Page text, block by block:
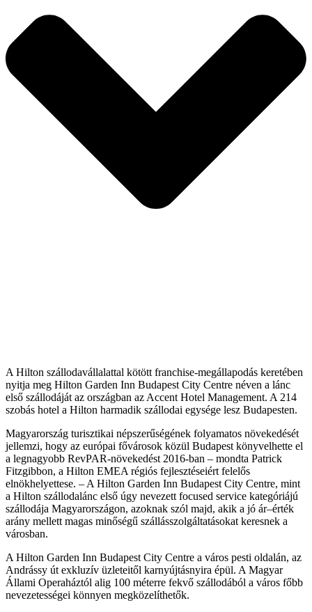
A Hilton szállodavállalattal kötött franchise-megállapodás keretében
nyitja meg Hilton Garden Inn Budapest City Centre néven a lánc
első szállodáját az országban az Accent Hotel Management. A 214
szobás hotel a Hilton harmadik szállodai egysége lesz Budapesten.
Magyarország turisztikai népszerűségének folyamatos növekedését
jellemzi, hogy az európai fővárosok közül Budapest könyvelhette el
a legnagyobb RevPAR-növekedést 2016-ban – mondta Patrick
Fitzgibbon, a Hilton EMEA régiós fejlesztéseiért felelős
elnökhelyettese. – A Hilton Garden Inn Budapest City Centre, mint
a Hilton szállodalánc első úgy nevezett focused service kategóriájú
szállodája Magyarországon, azoknak szól majd, akik a jó ár–érték
arány mellett magas minőségű szállásszolgáltatásokat keresnek a
városban.
A Hilton Garden Inn Budapest City Centre a város pesti oldalán, az
Andrássy út exkluzív üzleteitől karnyújtásnyira épül. A Magyar
Állami Operaháztól alig 100 méterre fekvő szállodából a város főbb
nevezetességei könnyen megközelíthetők.